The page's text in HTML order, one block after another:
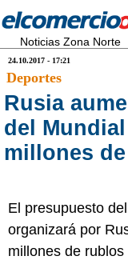
Noticias Zona Norte
24.10.2017 - 17:21
Deportes
Rusia
del Mundial
millones
El presupuesto
organizará por
millones de